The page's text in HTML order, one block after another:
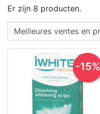
Er zijn 8 producten.
-15%